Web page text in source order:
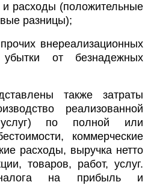
расходы (положительные
разницы);
внереализационных
от безнадежных
также затраты
реализованной
услуг) по полной или
коммерческие
расходы, выручка нетто
товаров, работ, услуг.
на прибыль и